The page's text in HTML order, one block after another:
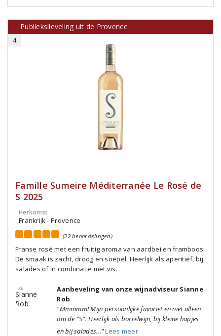
Publiekslieveling uit de Provence
4
Famille Sumeire Méditerranée Le Rosé de
S 2025
Herkomst
Frankrijk - Provence
(22 beoordelingen)
Franse rosé met een fruitig aroma van aardbei en framboos.
De smaak is zacht, droog en soepel. Heerlijk als aperitief, bij
salades of in combinatie met vis.
Aanbeveling van onze wijnadviseur Sianne
Rob
"Mmmmm! Mijn persoonlijke favoriet en niet alleen
om de "S". Heerlijk als borrelwijn, bij kleine hapjes
en bij salades..."Lees meer